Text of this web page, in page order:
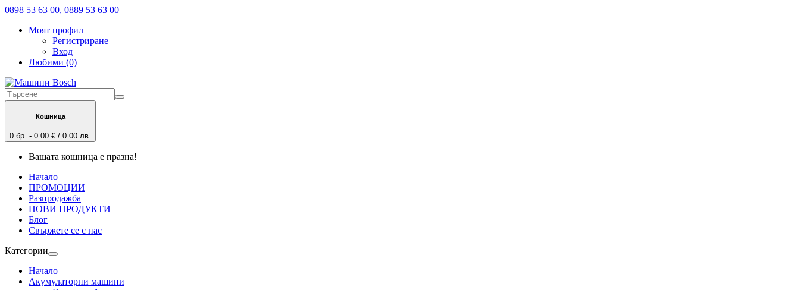
0898 53 63 00, 0889 53 63 00
Моят профил
Регистриране
Вход
Любими (0)
Кошница
0 бр. - 0.00 € / 0.00 лв.
Вашата кошница е празна!
Начало
ПРОМОЦИИ
Разпродажба
НОВИ ПРОДУКТИ
Блог
Свържете се с нас
Категории
Начало
Акумулаторни машини